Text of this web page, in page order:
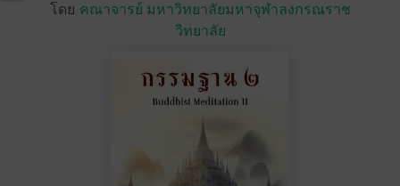
โดย คณาจารย์ มหาวิทยาลัยมหาจุฬาลงกรณราช
วิทยาลัย